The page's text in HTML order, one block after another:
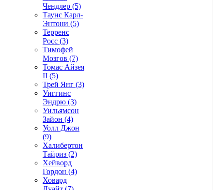
Чендлер (5)
Таунс Карл-
Энтони (5)
Терренс
Росс (3)
Тимофей
Мозгов (7)
Томас Айзея
II (5)
Трей Янг (3)
Уиггинс
Эндрю (3)
Уильямсон
Зайон (4)
Уолл Джон
(9)
Халибертон
Тайриз (2)
Хейворд
Гордон (4)
Ховард